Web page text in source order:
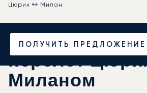
ПОЛУЧИТЬ ПРЕДЛОЖЕНИЕ
Цюрих ↔ Милан
Закажите
перелёт
Миланом